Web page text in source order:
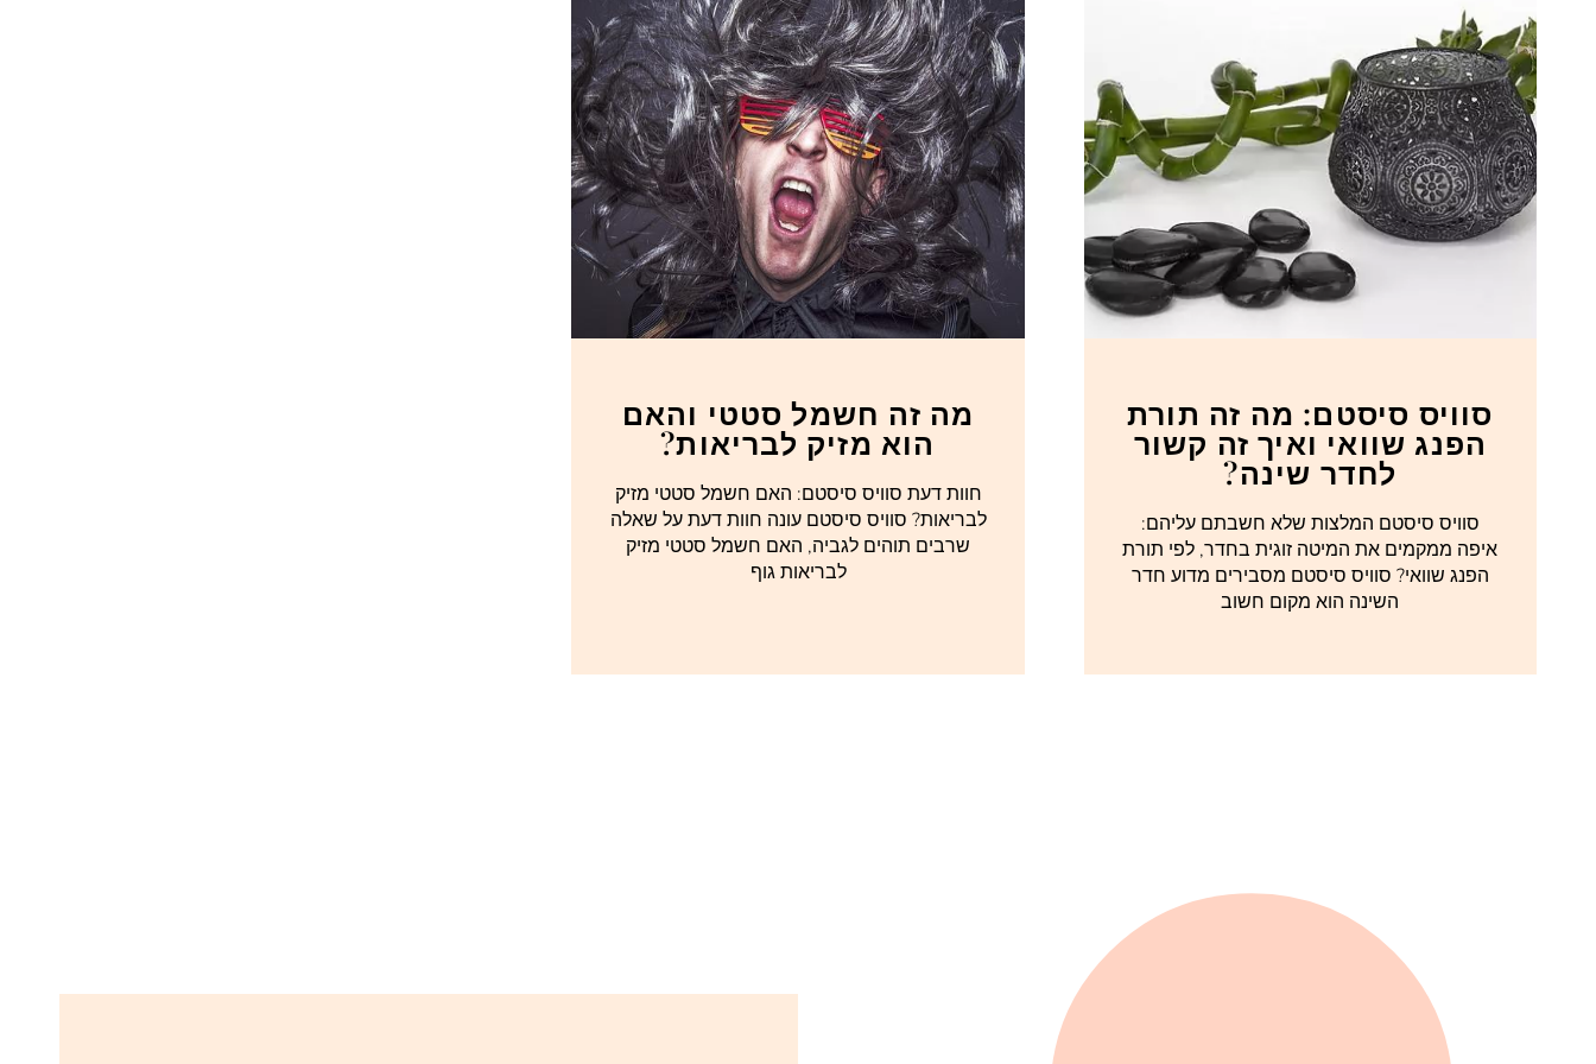
סוויס סיסטם: מה זה תורת
הפנג שוואי ואיך זה קשור
לחדר שינה?
סוויס סיסטם המלצות שלא חשבתם עליהם:
איפה ממקמים את המיטה זוגית בחדר, לפי תורת
הפנג שוואי? סוויס סיסטם מסבירים מדוע חדר
השינה הוא מקום חשוב
מה זה חשמל סטטי והאם
הוא מזיק לבריאות?
חוות דעת סוויס סיסטם: האם חשמל סטטי מזיק
לבריאות? סוויס סיסטם עונה חוות דעת על שאלה
שרבים תוהים לגביה, האם חשמל סטטי מזיק
לבריאות גוף